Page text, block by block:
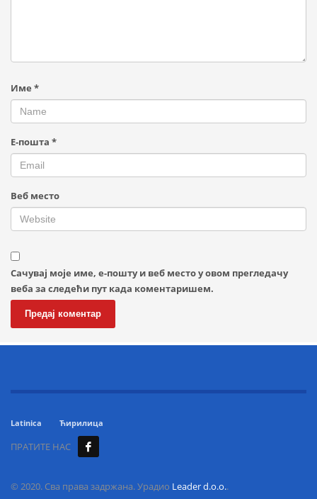
Име *
Е-пошта *
Веб место
Сачувај моје име, е-пошту и веб место у овом прегледачу
веба за следећи пут када коментаришем.
Latinica Ћирилица
ПРАТИТЕ НАС
© 2020. Сва права задржана. Урадио Leader d.o.o..